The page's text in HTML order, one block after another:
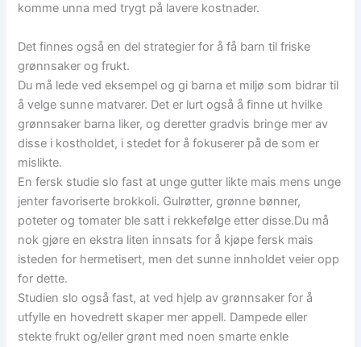
komme unna med trygt på lavere kostnader.
Det finnes også en del strategier for å få barn til friske
grønnsaker og frukt.
Du må lede ved eksempel og gi barna et miljø som bidrar til
å velge sunne matvarer. Det er lurt også å finne ut hvilke
grønnsaker barna liker, og deretter gradvis bringe mer av
disse i kostholdet, i stedet for å fokuserer på de som er
mislikte.
En fersk studie slo fast at unge gutter likte mais mens unge
jenter favoriserte brokkoli. Gulrøtter, grønne bønner,
poteter og tomater ble satt i rekkefølge etter disse.Du må
nok gjøre en ekstra liten innsats for å kjøpe fersk mais
isteden for hermetisert, men det sunne innholdet veier opp
for dette.
Studien slo også fast, at ved hjelp av grønnsaker for å
utfylle en hovedrett skaper mer appell. Dampede eller
stekte frukt og/eller grønt med noen smarte enkle